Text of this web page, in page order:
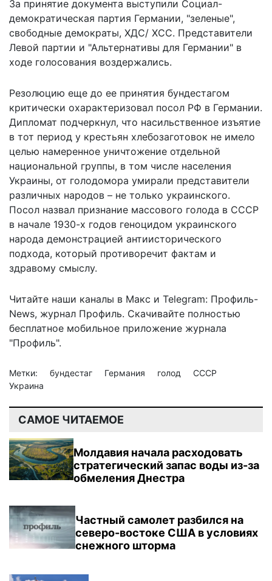
За принятие документа выступили Социал-
демократическая партия Германии, "зеленые",
свободные демократы, ХДС/ ХСС. Представители
Левой партии и "Альтернативы для Германии" в
ходе голосования воздержались.
Резолюцию еще до ее принятия бундестагом
критически охарактеризовал посол РФ в Германии.
Дипломат подчеркнул, что насильственное изъятие
в тот период у крестьян хлебозаготовок не имело
целью намеренное уничтожение отдельной
национальной группы, в том числе населения
Украины, от голодомора умирали представители
различных народов – не только украинского.
Посол назвал признание массового голода в СССР
в начале 1930-х годов геноцидом украинского
народа демонстрацией антиисторического
подхода, который противоречит фактам и
здравому смыслу.
Читайте наши каналы в Макс и Telegram: Профиль-
News, журнал Профиль. Скачивайте полностью
бесплатное мобильное приложение журнала
"Профиль".
Метки: бундестаг Германия голод
СССР
Украина
САМОЕ ЧИТАЕМОЕ
Молдавия начала расходовать
стратегический запас воды из-за
обмеления Днестра
Частный самолет разбился на
северо-востоке США в условиях
снежного шторма